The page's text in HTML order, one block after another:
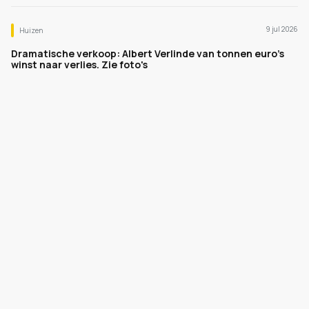
Huizen 9 jul 2026
Dramatische verkoop: Albert Verlinde van tonnen euro's
winst naar verlies. Zie foto's